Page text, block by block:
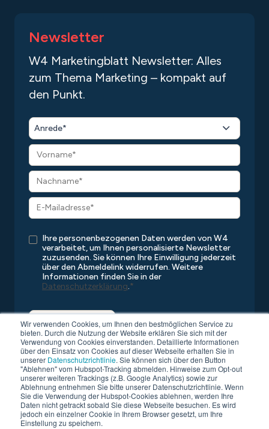
Wir verwenden Cookies, um Ihnen den bestmöglichen Service zu
bieten. Durch die Nutzung der Website erklären Sie sich mit der
Verwendung von Cookies einverstanden. Detaillierte Informationen
über den Einsatz von Cookies auf dieser Webseite erhalten Sie in
unserer Datenschutzrichtlinie. Sie können sich über den Button
"Ablehnen" vom Hubspot-Tracking abmelden. Hinweise zum Opt-out
unserer weiteren Trackings (z.B. Google Analytics) sowie zur
Ablehnung entnehmen Sie bitte unserer Datenschutzrichtlinie. Wenn
Sie die Verwendung der Hubspot-Cookies ablehnen, werden Ihre
Daten nicht getrackt sobald Sie diese Webseite besuchen. Es wird
jedoch ein einzelner Cookie in Ihrem Browser gesetzt, um Ihre
Einstellung zu speichern.
Newsletter
W4 Marketingblatt Newsletter: Alles
zum Thema Marketing – kompakt auf
den Punkt.
Anrede*
Ihre personenbezogenen Daten werden von W4
verarbeitet, um Ihnen personalisierte Newsletter
zuzusenden. Sie können Ihre Einwilligung jederzeit
über den Abmeldelink widerrufen. Weitere
Informationen finden Sie in der
Datenschutzerklärung.*
Copyright © 2026 W4Alle Rechte vorbehalten
DatenschutzKompatibilitätslisteAGBImpressum